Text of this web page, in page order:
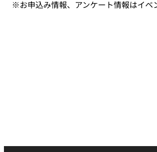
※お申込み情報、アンケート情報はイベ